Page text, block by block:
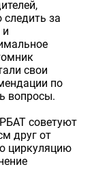
за
и
свои
по
вопросы.
советуют
друг от
циркуляцию